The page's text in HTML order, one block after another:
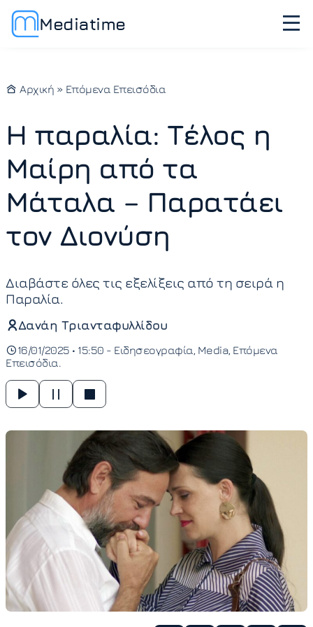
Mediatime
Αρχική » Επόμενα Επεισόδια
Η παραλία: Τέλος η
Μαίρη από τα
Μάταλα – Παρατάει
τον Διονύση
Διαβάστε όλες τις εξελίξεις από τη σειρά η
Παραλία.
Δανάη Τριανταφυλλίδου
16/01/2025 • 15:50 - Ειδησεογραφία Media Επόμενα
Επεισόδια